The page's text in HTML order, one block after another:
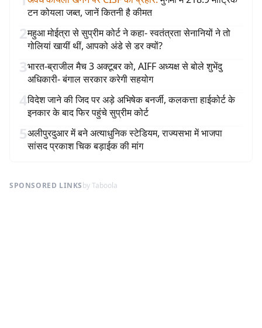
टन कोयला जब्त, जानें कितनी है कीमत
2महुआ मोईत्रा से सुप्रीम कोर्ट ने कहा- स्वतंत्रता सेनानियों ने तो
गोलियां खायीं थीं, आपको अंडे से डर क्यों?
3भारत-ब्राजील मैच 3 अक्टूबर को, AIFF अध्यक्ष से बोले शुभेंदु
अधिकारी- बंगाल सरकार करेगी सहयोग
4विदेश जाने की जिद पर अड़े अभिषेक बनर्जी, कलकत्ता हाईकोर्ट के
इनकार के बाद फिर पहुंचे सुप्रीम कोर्ट
5अलीपुरदुआर में बने अत्याधुनिक स्टेडियम, राज्यसभा में भाजपा
सांसद प्रकाश चिक बड़ाईक की मांग
SPONSORED LINKSby Taboola